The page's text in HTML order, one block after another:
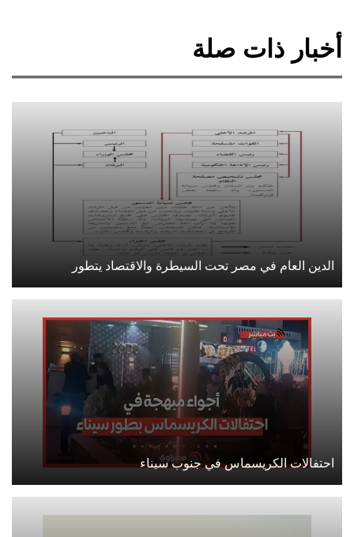
أخبار ذات صلة
الدين العام في مصر تحت السيطرة والاقتصاد يتطور
احتفالات الكريسماس في جنوب سيناء